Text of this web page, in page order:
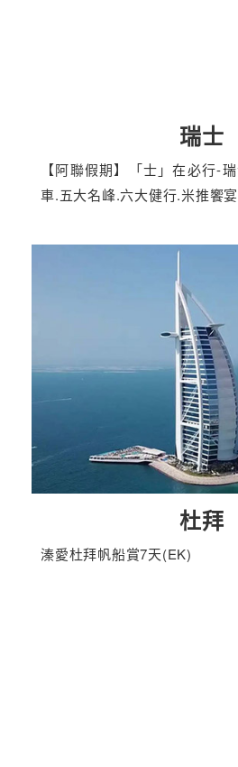
瑞士
【阿聯假期】「士」在必行-
車.五大名峰.六大健行.米推饗
杜拜
溱愛杜拜帆船賞7天(EK)